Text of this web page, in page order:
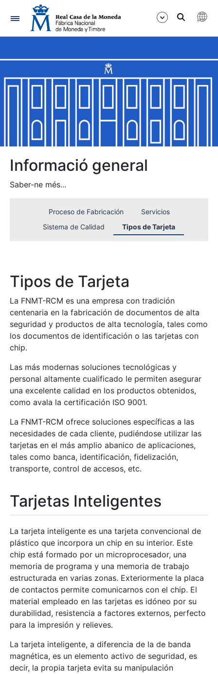
Navegació
Mostra/Amaga
Mostra/Amaga
Mostra/Amaga
Mostra/Amaga
Mostra/Amaga
Mostra/Amaga
Informació general
Saber-ne més...
Proceso de Fabricación
Servicios
Sistema de Calidad
Tipos de Tarjeta
Tipos de Tarjeta
La FNMT-RCM es una empresa con tradición
centenaria en la fabricación de documentos de alta
seguridad y productos de alta tecnología, tales como
los documentos de identificación o las tarjetas con
chip.
Las más modernas soluciones tecnológicas y
personal altamente cualificado le permiten asegurar
una excelente calidad en los productos obtenidos,
como avala la certificación ISO 9001.
La FNMT-RCM ofrece soluciones específicas a las
necesidades de cada cliente, pudiéndose utilizar las
tarjetas en el más amplio abanico de aplicaciones,
tales como banca, identificación, fidelización,
transporte, control de accesos, etc.
Tarjetas Inteligentes
La tarjeta inteligente es una tarjeta convencional de
plástico que incorpora un chip en su interior. Este
chip está formado por un microprocesador, una
memoria de programa y una memoria de trabajo
estructurada en varias zonas. Exteriormente la placa
de contactos permite comunicarnos con el chip. El
material empleado en las tarjetas es idóneo por su
durabilidad, resistencia a factores externos, perfecto
para la impresión y relieves.
La tarjeta inteligente, a diferencia de la de banda
magnética, es un elemento activo de seguridad, es
decir, la propia tarjeta evita su manipulación